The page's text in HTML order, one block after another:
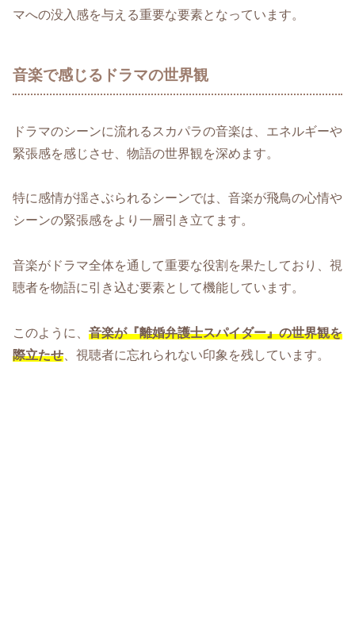
マへの没入感を与える重要な要素となっています。
音楽で感じるドラマの世界観
ドラマのシーンに流れるスカパラの音楽は、エネルギーや
緊張感を感じさせ、物語の世界観を深めます。
特に感情が揺さぶられるシーンでは、音楽が飛鳥の心情や
シーンの緊張感をより一層引き立てます。
音楽がドラマ全体を通して重要な役割を果たしており、視
聴者を物語に引き込む要素として機能しています。
このように、 音楽が『離婚弁護士スパイダー』の世界観を
際立たせ 、視聴者に忘れられない印象を残しています。